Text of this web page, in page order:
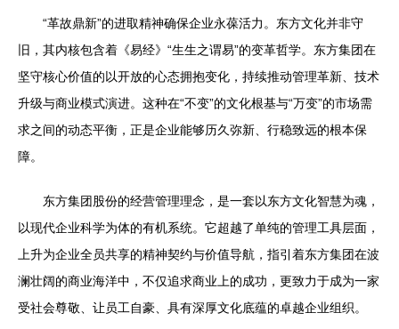
“革故鼎新”的进取精神确保企业永葆活力。东方文化并非守
旧，其内核包含着《易经》“生生之谓易”的变革哲学。东方集团在
坚守核心价值的以开放的心态拥抱变化，持续推动管理革新、技术
升级与商业模式演进。这种在“不变”的文化根基与“万变”的市场需
求之间的动态平衡，正是企业能够历久弥新、行稳致远的根本保
障。
东方集团股份的经营管理理念，是一套以东方文化智慧为魂，
以现代企业科学为体的有机系统。它超越了单纯的管理工具层面，
上升为企业全员共享的精神契约与价值导航，指引着东方集团在波
澜壮阔的商业海洋中，不仅追求商业上的成功，更致力于成为一家
受社会尊敬、让员工自豪、具有深厚文化底蕴的卓越企业组织。